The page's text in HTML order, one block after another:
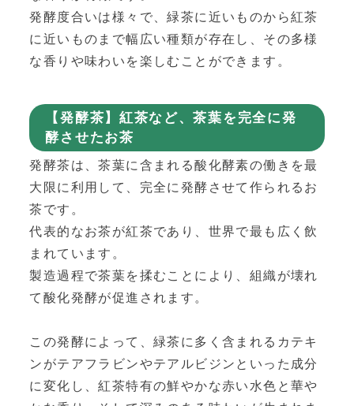
発酵度合いは様々で、緑茶に近いものから紅茶
に近いものまで幅広い種類が存在し、その多様
な香りや味わいを楽しむことができます。
【発酵茶】紅茶など、茶葉を完全に発
酵させたお茶
発酵茶は、茶葉に含まれる酸化酵素の働きを最
大限に利用して、完全に発酵させて作られるお
茶です。
代表的なお茶が紅茶であり、世界で最も広く飲
まれています。
製造過程で茶葉を揉むことにより、組織が壊れ
て酸化発酵が促進されます。
この発酵によって、緑茶に多く含まれるカテキ
ンがテアフラビンやテアルビジンといった成分
に変化し、紅茶特有の鮮やかな赤い水色と華や